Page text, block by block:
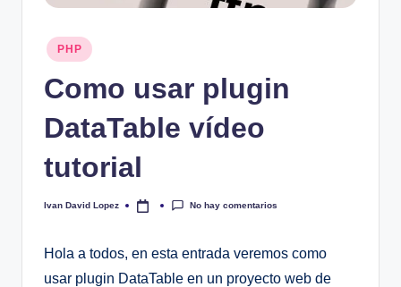
Publicado
en
PHP
Como usar plugin
DataTable vídeo
tutorial
Publicado
Ivan David Lopez No hay comentarios
Hola a todos, en esta entrada veremos como
usar plugin DataTable en un proyecto web de